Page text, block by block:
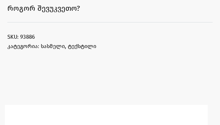
ᲠᲝᲒᲝᲠ ᲨᲔᲕᲣᲙᲕᲔᲗᲝ?
93886
კატეგორია: სასმელი, ტექსტილი